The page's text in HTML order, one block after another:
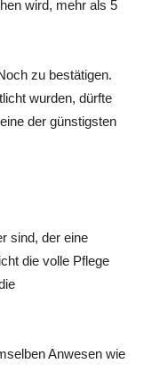
wird, mehr als 5
zu bestätigen.
wurden, dürfte
der günstigsten
sind, der eine
die volle Pflege
Anwesen wie